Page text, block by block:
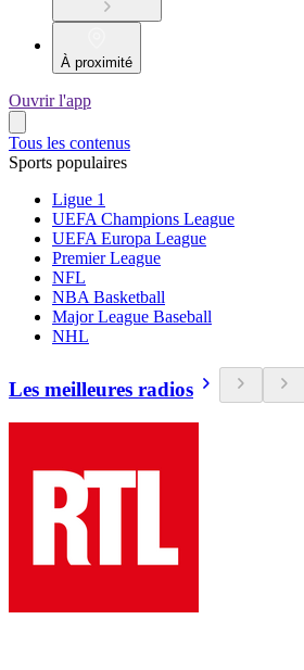
À proximité
Ouvrir l'app
Tous les contenus
Sports populaires
Ligue 1
UEFA Champions League
UEFA Europa League
Premier League
NFL
NBA Basketball
Major League Baseball
NHL
Les meilleures radios